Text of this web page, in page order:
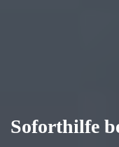
Soforthilfe